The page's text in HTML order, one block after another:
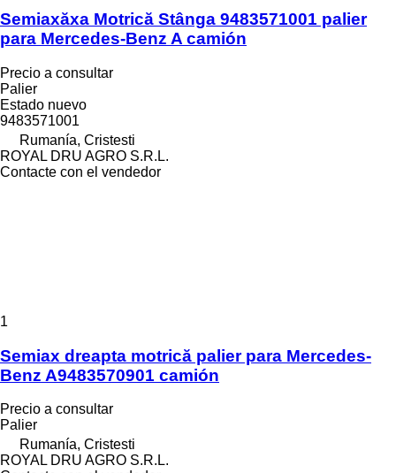
Semiaxăxa Motrică Stânga 9483571001 palier
para Mercedes-Benz A camión
Precio a consultar
Palier
Estado nuevo
9483571001
Rumanía, Cristesti
ROYAL DRU AGRO S.R.L.
Contacte con el vendedor
1
Semiax dreapta motrică palier para Mercedes-
Benz A9483570901 camión
Precio a consultar
Palier
Rumanía, Cristesti
ROYAL DRU AGRO S.R.L.